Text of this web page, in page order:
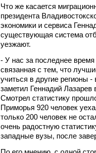
Что же касается
президента
экономики и сервиса
существующая система
уезжают.
- У нас за последнее время
связанная с тем, что
учиться в другие регионы
заметил Геннадий
Смотрел статистику
Приморья 920 человек
только 200 человек не
очень радостную
западные вузы, после